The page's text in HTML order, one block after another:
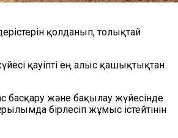
қолданып, толықтай
қауіпті ең алыс қашықтықтан
басқару және бақылау жүйесінде
бірлесіп жұмыс істейтінін